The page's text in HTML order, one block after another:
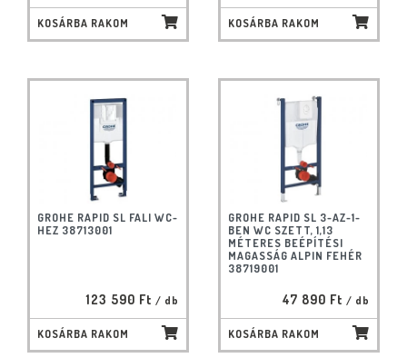
KOSÁRBA RAKOM KOSÁRBA RAKOM
GROHE RAPID SL FALI WC-
HEZ 38713001
123 590 Ft / db
KOSÁRBA RAKOM
GROHE RAPID SL 3-AZ-1-
BEN WC SZETT, 1,13
MÉTERES BEÉPÍTÉSI
MAGASSÁG ALPIN FEHÉR
38719001
47 890 Ft / db
KOSÁRBA RAKOM